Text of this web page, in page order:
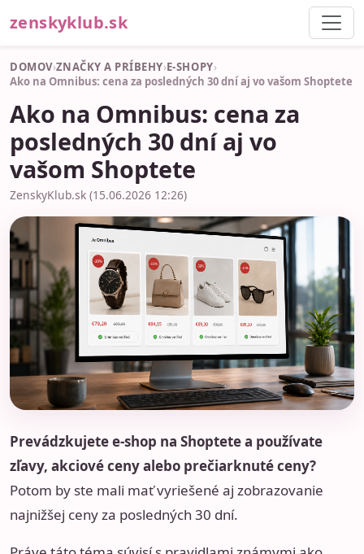
zenskyklub.sk
DOMOV›ZNAČKY A PRÍBEHY›E-SHOPY›
Ako na Omnibus: cena za posledných 30 dní aj vo vašom Shoptete
Ako na Omnibus: cena za
posledných 30 dní aj vo
vašom Shoptete
ZenskyKlub.sk (15.06.2026 12:26)
Prevádzkujete e-shop na Shoptete a používate
zľavy, akciové ceny alebo prečiarknuté ceny?
Potom by ste mali mať vyriešené aj zobrazovanie
najnižšej ceny za posledných 30 dní.